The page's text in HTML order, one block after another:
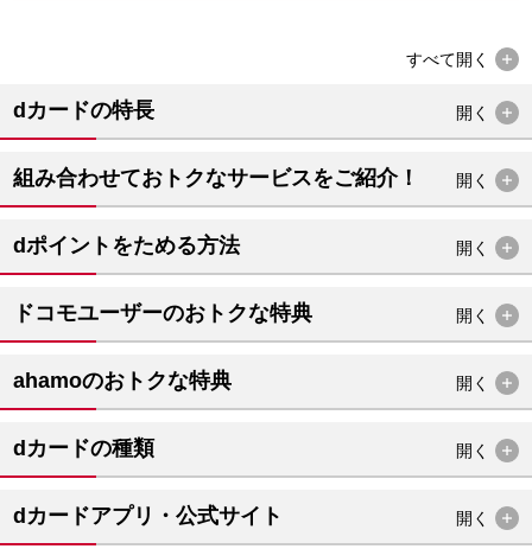
すべて開く
dカードの特長 開く
組み合わせておトクなサービスをご紹介！ 開く
dポイントをためる方法 開く
ドコモユーザーのおトクな特典 開く
ahamoのおトクな特典 開く
dカードの種類 開く
dカードアプリ・公式サイト 開く